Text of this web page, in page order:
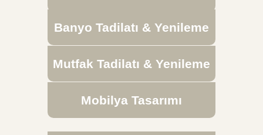
Banyo Tadilatı & Yenileme
Mutfak Tadilatı & Yenileme
Mobilya Tasarımı